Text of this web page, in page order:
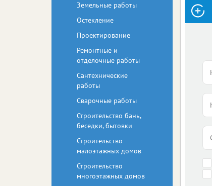
Земельные работы
Остекление
Проектирование
Ремонтные и
отделочные работы
Сантехнические
работы
Сварочные работы
Строительство бань,
беседки, бытовки
Строительство
малоэтажных домов
Строительство
многоэтажных домов